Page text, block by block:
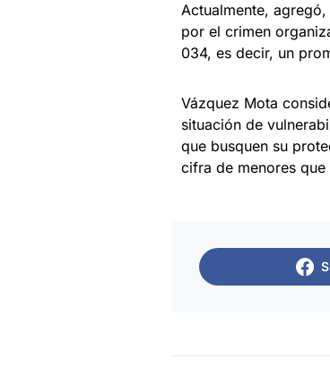
Actualmente,
por el crimen
034, es decir, un
Vázquez Mota
situación de
que busquen su
cifra de menores